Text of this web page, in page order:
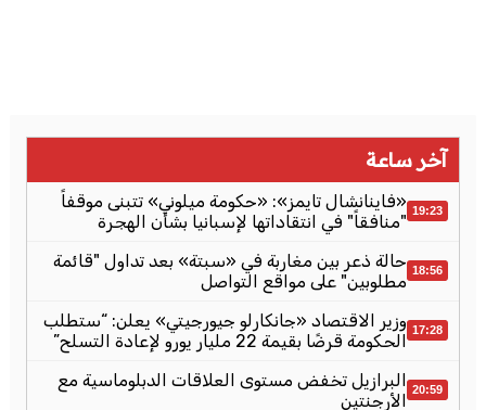
آخر ساعة
19:23 «فاينانشال تايمز»: «حكومة ميلوني» تتبنى موقفاً
"منافقاً" في انتقاداتها لإسبانيا بشأن الهجرة
18:56 حالة ذعر بين مغاربة في «سبتة» بعد تداول "قائمة
مطلوبين" على مواقع التواصل
17:28 وزير الاقتصاد «جانكارلو جيورجيتي» يعلن: “ستطلب
الحكومة قرضًا بقيمة 22 مليار يورو لإعادة التسلح”
20:59 البرازيل تخفض مستوى العلاقات الدبلوماسية مع
الأرجنتين